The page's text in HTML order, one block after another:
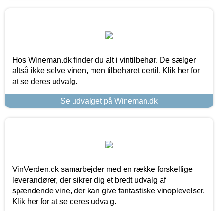
Hos Wineman.dk finder du alt i vintilbehør. De sælger
altså ikke selve vinen, men tilbehøret dertil. Klik her for
at se deres udvalg.
Se udvalget på Wineman.dk
VinVerden.dk samarbejder med en række forskellige
leverandører, der sikrer dig et bredt udvalg af
spændende vine, der kan give fantastiske vinoplevelser.
Klik her for at se deres udvalg.